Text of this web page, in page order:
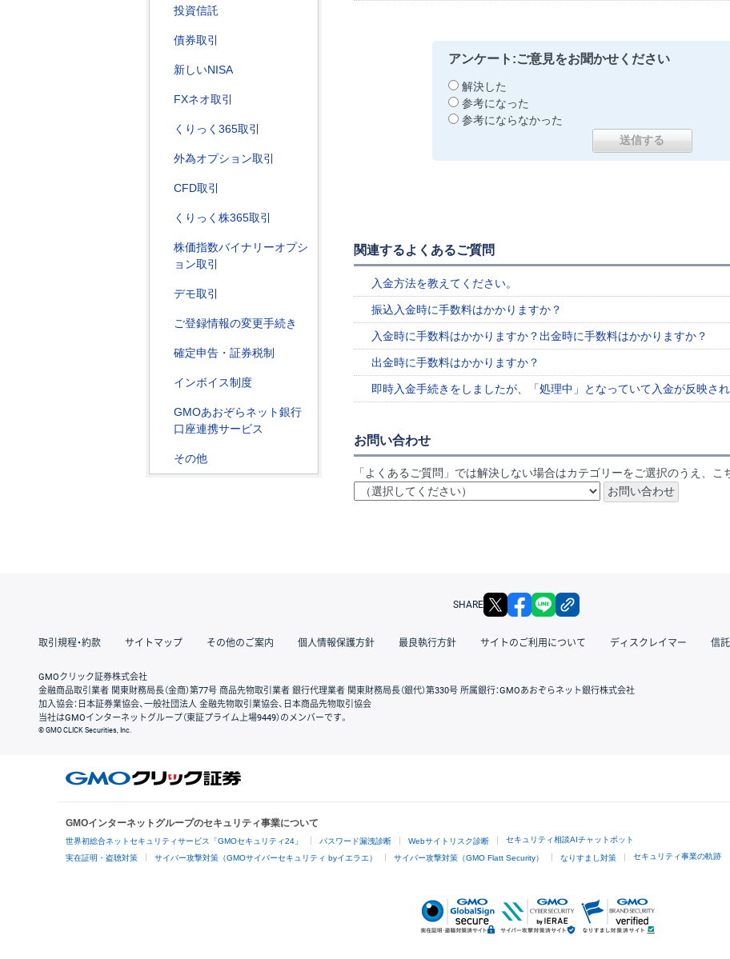
投資信託
債券取引
新しいNISA
FXネオ取引
くりっく365取引
外為オプション取引
CFD取引
くりっく株365取引
株価指数バイナリーオプシ
ョン取引
デモ取引
ご登録情報の変更手続き
確定申告・証券税制
インボイス制度
GMOあおぞらネット銀行
口座連携サービス
その他
アンケート:ご意見をお聞かせください
解決した
参考になった
参考にならなかった
関連するよくあるご質問
入金方法を教えてください。
振込入金時に手数料はかかりますか？
入金時に手数料はかかりますか？出金時に手数料はかかりますか？
出金時に手数料はかかりますか？
即時入金手続きをしましたが、「処理中」となっていて入金が反映され
お問い合わせ
「よくあるご質問」では解決しない場合はカテゴリーをご選択のうえ、こ
SHARE X facebook
取引規程・約款 サイトマップ その他のご案内 個人情報保護方針 最良執行方針 サイトのご利用について ディスクレイマー 信
GMOクリック証券株式会社
金融商品取引業者 関東財務局長（金商）第77号 商品先物取引業者 銀行代理業者 関東財務局長（銀代）第330号 所属銀行：GMOあおぞらネット銀行株式会社
加入協会：日本証券業協会、一般社団法人 金融先物取引業協会、日本商品先物取引協会
当社はGMOインターネットグループ（東証プライム上場9449）のメンバーです。
© GMO CLICK Securities, Inc.
GMOインターネットグループのセキュリティ事業について
世界初総合ネットセキュリティサービス「GMOセキュリティ24」 パスワード漏洩診断 Webサイトリスク診断 セキュリティ相談AIチャットボット
実在証明・盗聴対策 サイバー攻撃対策（GMOサイバーセキュリティ byイエラエ） サイバー攻撃対策（GMO Flatt Security） なりすまし対策 セキュリティ事業の軌跡